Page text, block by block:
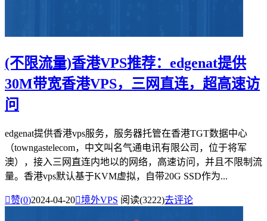
(不限流量)香港VPS推荐：edgenat提供
30M带宽香港VPS，三网直连，超高速访
问
edgenat提供香港vps服务，服务器托管在香港TGT数据中心
（towngastelecom，中文叫名气通电讯有限公司，位于将军
澳），接入三网直连内地以的网络，高速访问，并且不限制流
量。香港vps默认基于KVM虚拟，自带20G SSD作为...
赞(0)2024-04-20境外VPS 阅读(3222)去评论